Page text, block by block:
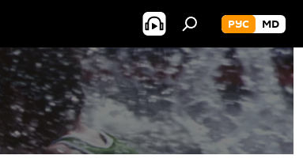
РУС MD